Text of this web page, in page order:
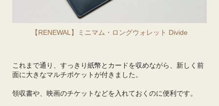
【RENEWAL】ミニマム・ロングウォレット Divide
これまで通り、すっきり紙幣とカードを収めながら、新しく前
面に大きなマルチポケットが付きました。
領収書や、映画のチケットなどを入れておくのに便利です。